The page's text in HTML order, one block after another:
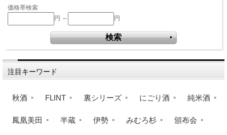
価格帯検索
円 ～
円
注目キーワード
秋酒 FLINT 裏シリーズ にごり酒 純米酒
鳳凰美田 半蔵 伊勢 みむろ杉 頒布会